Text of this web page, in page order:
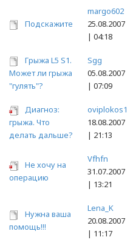
Подскажите
margo602
25.08.2007
| 04:18
Грыжа L5 S1.
Может ли грыжа
"гулять"?
Sgg
05.08.2007
| 07:09
Диагноз:
грыжа. Что
делать дальше?
oviplokos1
18.08.2007
| 21:13
Не хочу на
операцию
Vfhfn
31.07.2007
| 13:21
Нужна ваша
помощь!!!
Lena_K
20.08.2007
| 11:17